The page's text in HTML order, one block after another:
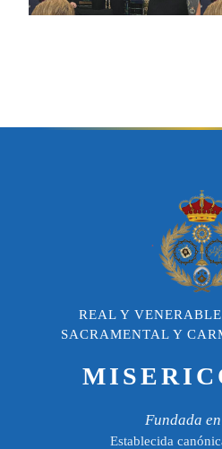
REAL Y
SACRAMENTAL Y
Fundada
Establecida